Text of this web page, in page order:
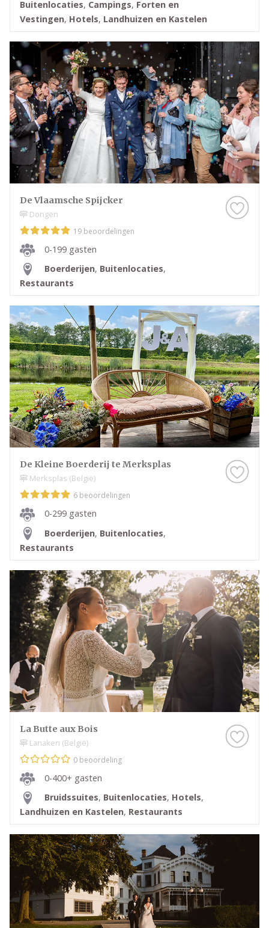
Buitenlocaties, Campings, Forten en
Vestingen, Hotels, Landhuizen en Kastelen
De Vlaamsche Spijcker
Dongen
19 beoordelingen
0-199 gasten
Boerderijen, Buitenlocaties,
Restaurants
De Kleine Boerderij te Merksplas
Merksplas (België)
6 beoordelingen
0-299 gasten
Boerderijen, Buitenlocaties,
Restaurants
La Butte aux Bois
Lanaken (België)
0 beoordeling
0-400+ gasten
Bruidssuites, Buitenlocaties, Hotels,
Landhuizen en Kastelen, Restaurants